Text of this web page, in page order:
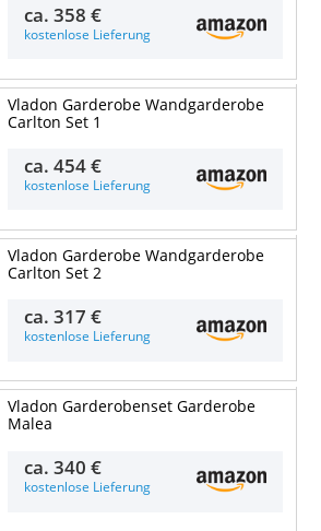
ca.358 €
kostenlose Lieferung
Vladon Garderobe Wandgarderobe
Carlton Set 1
ca.454 €
kostenlose Lieferung
Vladon Garderobe Wandgarderobe
Carlton Set 2
ca.317 €
kostenlose Lieferung
Vladon Garderobenset Garderobe
Malea
ca.340 €
kostenlose Lieferung